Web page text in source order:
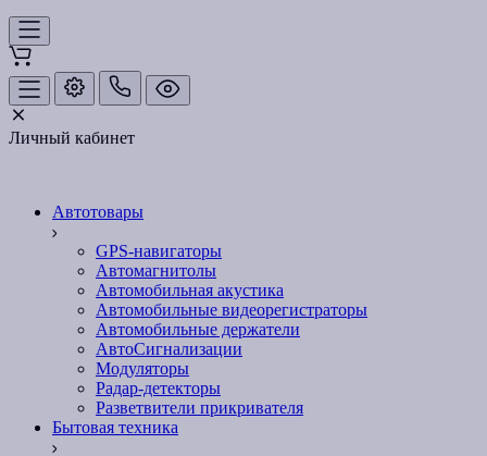
Личный кабинет
Автотовары
GPS-навигаторы
Автомагнитолы
Автомобильная акустика
Автомобильные видеорегистраторы
Автомобильные держатели
АвтоСигнализации
Модуляторы
Радар-детекторы
Разветвители прикривателя
Бытовая техника